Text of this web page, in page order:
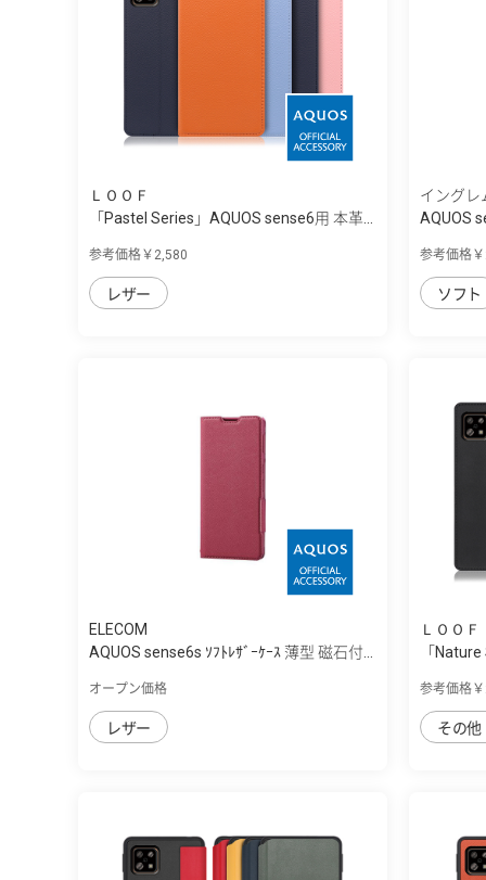
ＬＯＯＦ
「Pastel Series」AQUOS sense6用 本革...
参考価格￥2,580
レザー
イングレ
AQUOS
参考価格
ソフト
ELECOM
AQUOS sense6s ｿﾌﾄﾚｻﾞｰｹｰｽ 薄型 磁石付...
オープン価格
レザー
ＬＯＯＦ
「
参考価格
その他